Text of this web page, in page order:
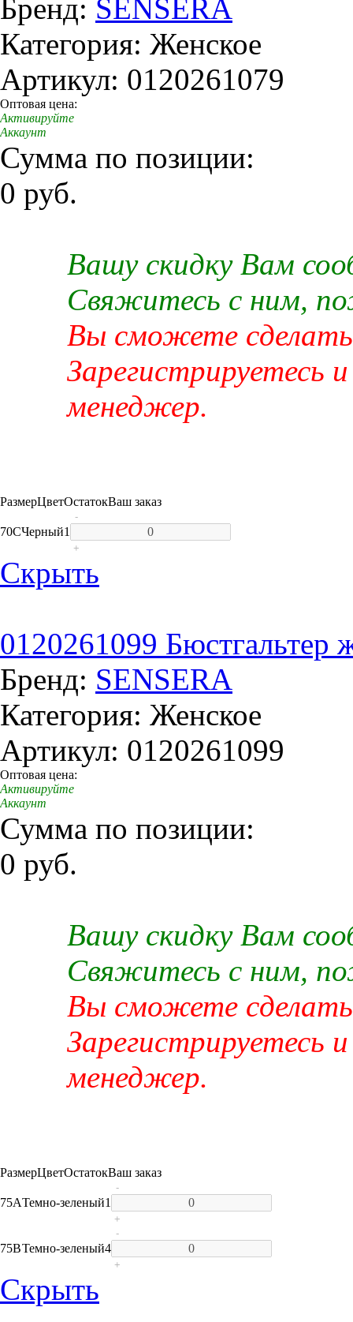
Бренд: SENSERA
Категория: Женское
Артикул: 0120261079
Оптовая цена:
Активируйте
Аккаунт
Сумма по позиции:
0 руб.
Вашу скидку Вам
Свяжитесь с ним,
Вы сможете сделать
Зарегистрируетесь
менеджер.
РазмерЦветОстатокВаш заказ
70CЧерный1
-
+
Скрыть
0120261099 Бюстгальтер
Бренд: SENSERA
Категория: Женское
Артикул: 0120261099
Оптовая цена:
Активируйте
Аккаунт
Сумма по позиции:
0 руб.
Вашу скидку Вам
Свяжитесь с ним,
Вы сможете сделать
Зарегистрируетесь
менеджер.
РазмерЦветОстатокВаш заказ
75AТемно-зеленый1
-
+
75BТемно-зеленый4
-
+
Скрыть